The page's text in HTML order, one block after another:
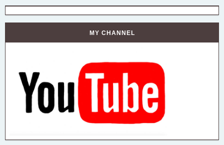
MY CHANNEL